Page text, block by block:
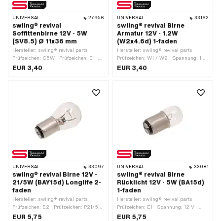
UNIVERSAL 27956
swiing® revival
Soffittenbirne 12V - 5W
(SV8.5) Ø 11x36 mm
Hersteller: swiing® revival parts ·
Prüfzeichen: C5W · Prüfzeichen: E1 ·
Leuchtmittelfassung: Soffittenbirne ·
Ø Lampenkopf: 11 mm · LED: Nein
EUR 3,40
UNIVERSAL 33162
swiing® revival Birne
Armatur 12V - 1.2W
(W2x4.6d) 1-faden
Hersteller: swiing® revival parts ·
Prüfzeichen: W1 / W2 · Spannung: 12
V · Farbe: weiss · Leistung: 1 W ·
EUR 3,40
UNIVERSAL 33097
swiing® revival Birne 12V -
21/5W (BAY15d) Longlife 2-
faden
Hersteller: swiing® revival parts ·
Prüfzeichen: E2 · Prüfzeichen: P21/5W
· Spannung: 12 V · Farbe: weiss ·
EUR 5,75
UNIVERSAL 33081
swiing® revival Birne
Rücklicht 12V - 5W (BA15d)
1-faden
Hersteller: swiing® revival parts ·
Prüfzeichen: E1 · Spannung: 12 V ·
Farbe: weiss · Leistung: 5 W ·
EUR 5,75